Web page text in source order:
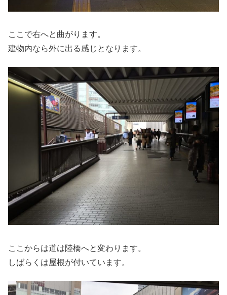
ここで右へと曲がります。
建物内なら外に出る感じとなります。
ここからは道は陸橋へと変わります。
しばらくは屋根が付いています。